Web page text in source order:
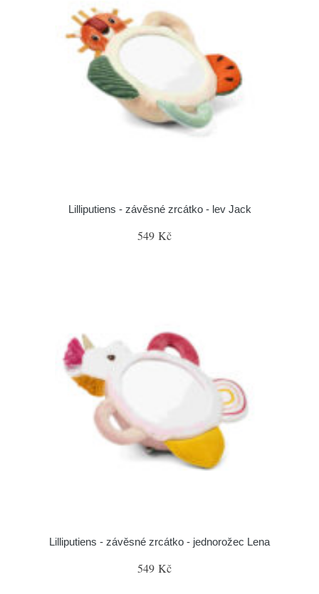
Lilliputiens - závěsné zrcátko - lev Jack
549 Kč
Lilliputiens - závěsné zrcátko - jednorožec Lena
549 Kč